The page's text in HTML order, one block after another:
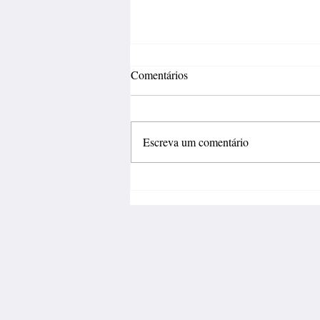
Comentários
Escreva um comentário